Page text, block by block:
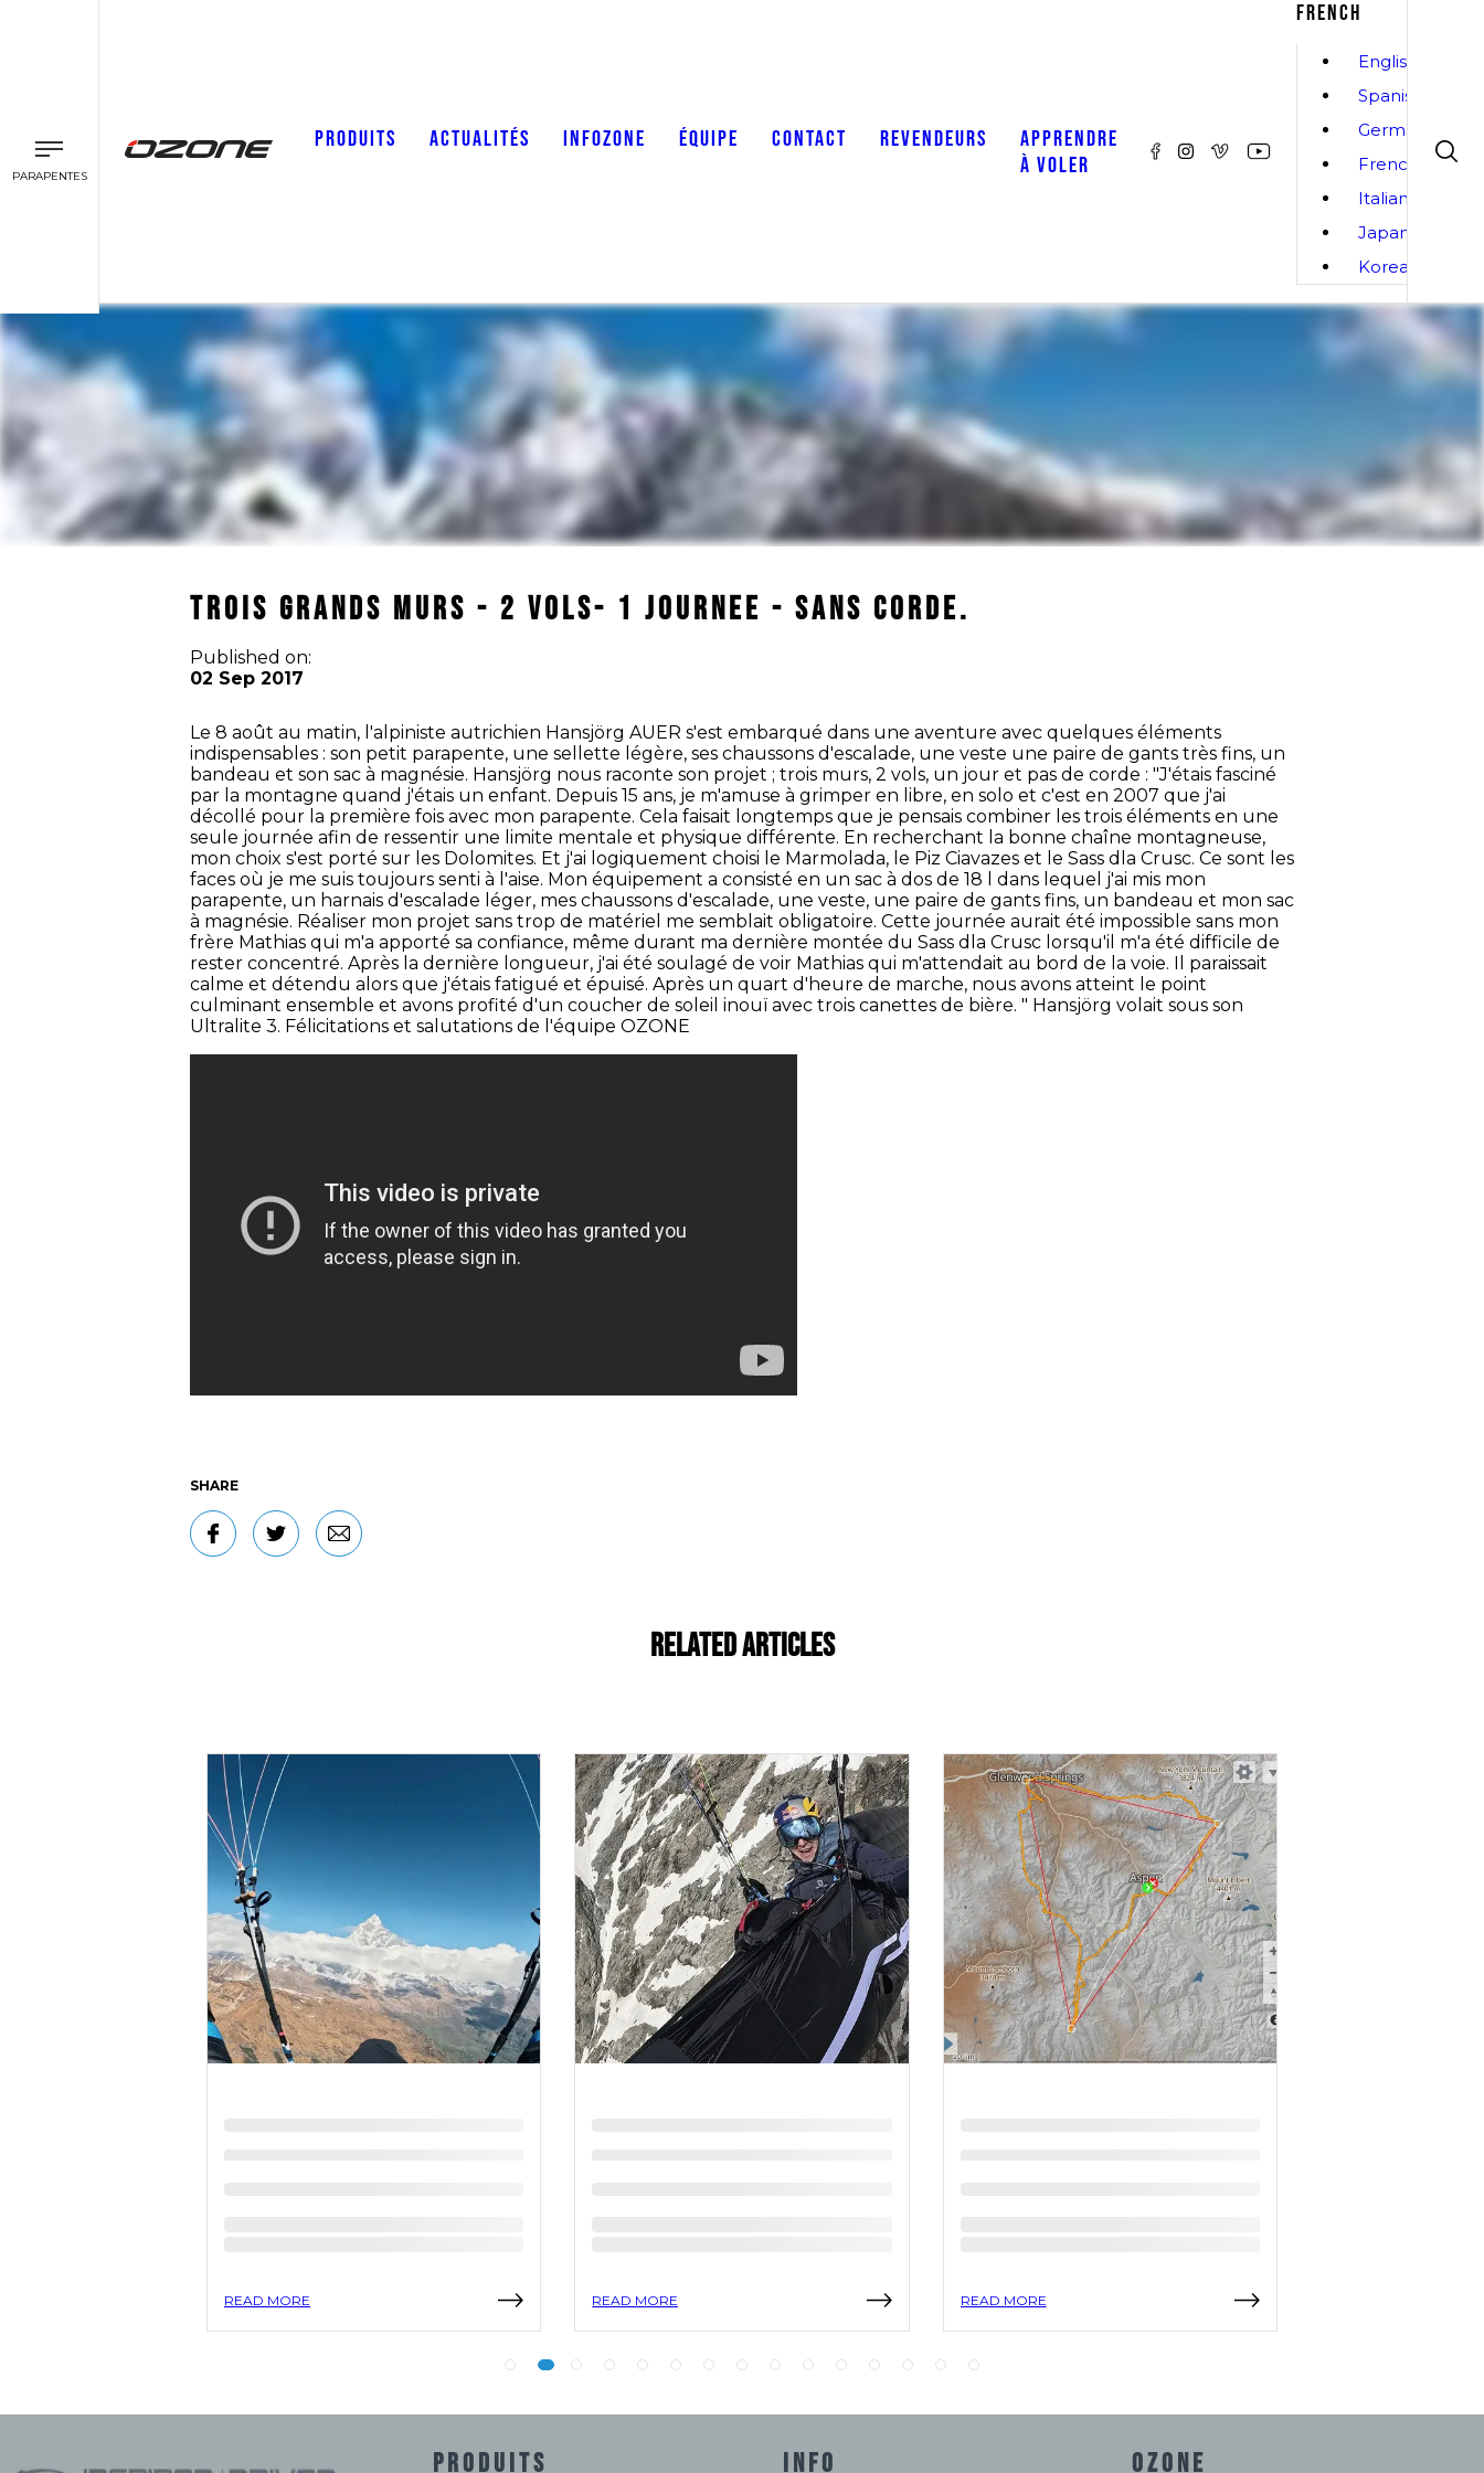
PARAPENTES
PRODUITS ACTUALITÉS INFOZONE ÉQUIPE CONTACT REVENDEURS
APPRENDRE
À VOLER
FRENCH
English
Spanish
German
French
Italian
Japanese
Korean
TROIS GRANDS MURS - 2 VOLS- 1 JOURNEE - SANS CORDE.
Published on:
02 Sep 2017
Le 8 août au matin, l'alpiniste autrichien Hansjörg AUER s'est embarqué dans une aventure avec quelques éléments
indispensables : son petit parapente, une sellette légère, ses chaussons d'escalade, une veste une paire de gants très fins, un
bandeau et son sac à magnésie. Hansjörg nous raconte son projet ; trois murs, 2 vols, un jour et pas de corde : "J'étais fasciné
par la montagne quand j'étais un enfant. Depuis 15 ans, je m'amuse à grimper en libre, en solo et c'est en 2007 que j'ai
décollé pour la première fois avec mon parapente. Cela faisait longtemps que je pensais combiner les trois éléments en une
seule journée afin de ressentir une limite mentale et physique différente. En recherchant la bonne chaîne montagneuse,
mon choix s'est porté sur les Dolomites. Et j'ai logiquement choisi le Marmolada, le Piz Ciavazes et le Sass dla Crusc. Ce sont les
faces où je me suis toujours senti à l'aise. Mon équipement a consisté en un sac à dos de 18 l dans lequel j'ai mis mon
parapente, un harnais d'escalade léger, mes chaussons d'escalade, une veste, une paire de gants fins, un bandeau et mon sac
à magnésie. Réaliser mon projet sans trop de matériel me semblait obligatoire. Cette journée aurait été impossible sans mon
frère Mathias qui m'a apporté sa confiance, même durant ma dernière montée du Sass dla Crusc lorsqu'il m'a été difficile de
rester concentré. Après la dernière longueur, j'ai été soulagé de voir Mathias qui m'attendait au bord de la voie. Il paraissait
calme et détendu alors que j'étais fatigué et épuisé. Après un quart d'heure de marche, nous avons atteint le point
culminant ensemble et avons profité d'un coucher de soleil inouï avec trois canettes de bière. " Hansjörg volait sous son
Ultralite 3. Félicitations et salutations de l'équipe OZONE
SHARE
Related Articles
READ MORE READ MORE READ MORE
PRODUITS INFO OZONE